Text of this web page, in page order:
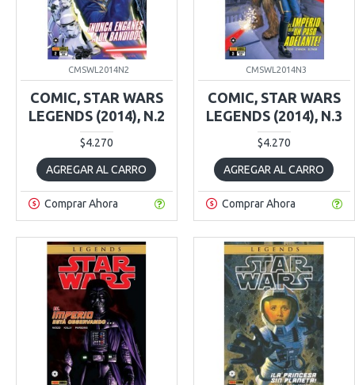
CMSWL2014N2
COMIC, STAR WARS
LEGENDS (2014), N.2
$4.270
AGREGAR AL CARRO
Comprar Ahora
CMSWL2014N3
COMIC, STAR WARS
LEGENDS (2014), N.3
$4.270
AGREGAR AL CARRO
Comprar Ahora